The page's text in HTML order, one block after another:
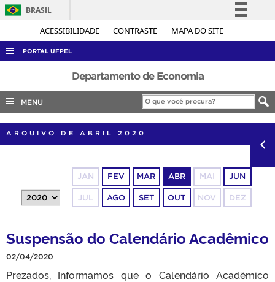
ACESSIBILIDADE CONTRASTE MAPA DO SITE
BRASIL
Simplifique!
Legislação
Canais
PORTAL UFPEL
ACESSO À INFORMAÇÃO
AUDITORIA
COBALTO
CONCURSOS
OUVIDORIA
TELEFONES
Departamento de Economia
MENU
ARQUIVO DE ABRIL 2020
JAN FEV MAR ABR MAI JUN
JUL AGO SET OUT NOV DEZ
Suspensão do Calendário Acadêmico
02/04/2020
Prezados, Informamos que o Calendário Acadêmico